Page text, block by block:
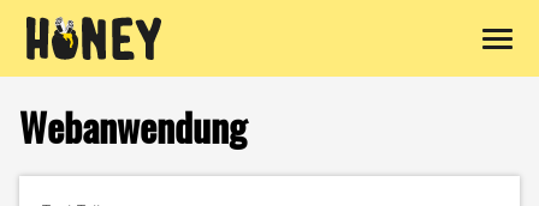
Inhalt
springen
Webanwendung